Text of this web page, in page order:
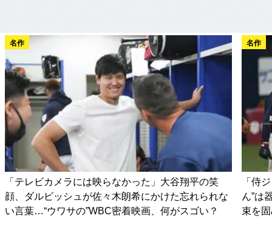
名作
「テレビカメラには映らなかった」大谷翔平の笑
顔、ダルビッシュが佐々木朗希にかけた忘れられな
い言葉…“ウワサの”WBC密着映画、何がスゴい？
名作
「侍
ん”は
束を